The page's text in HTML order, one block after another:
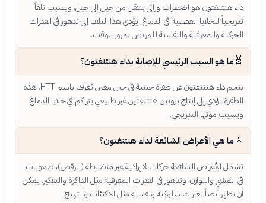
داء هنتنغتون هو اضطراب وراثي ينتقل من جيل إلى جيل، ويسبب تلفاً
تدريجياً للخلايا العصبية في الدماغ. يؤدي هذا التلف إلى تدهور في القدرات
الحركية والمعرفية والنفسية للمريض بمرور الوقت.
🧬 ما هو السبب الرئيسي للإصابة بداء هنتنغتون؟
ينجم داء هنتنغتون عن طفرة جينية في جين معين يُعرف باسم HTT. هذه
الطفرة تؤدي إلى إنتاج بروتين هنتنغتين غير طبيعي يتراكم في خلايا الدماغ
ويسبب موتها التدريجي.
🚶 ما هي الأعراض الشائعة لداء هنتنغتون؟
تشمل الأعراض الشائعة حركات لا إرادية غير منضبطة (الرقص)، صعوبات
في المشي والتوازن، وتدهور في القدرات المعرفية مثل الذاكرة والتفكير. يمكن
أن تظهر أيضاً تغيرات سلوكية ونفسية مثل الاكتئاب والتهيج.